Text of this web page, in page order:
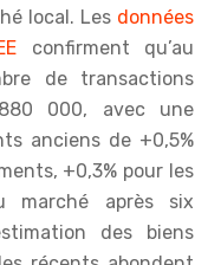
local. Les données
confirment qu’au
de transactions
000, avec une
anciens de +0,5%
+0,3% pour les
marché après six
des biens